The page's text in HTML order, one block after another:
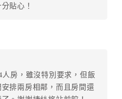
逾時未提出申辦，視同無條
限原訂飯店，異動完成後不
訂飯店
計小於原訂單費用總計時，
限原訂飯店
貼心！
房，雖沒特別要求，但飯
排兩房相鄰，而且房間還